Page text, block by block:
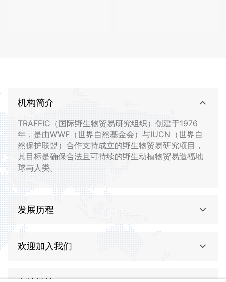
机构简介
TRAFFIC（国际野生物贸易研究组织）创建于1976
年，是由WWF（世界自然基金会）与IUCN（世界自
然保护联盟）合作支持成立的野生物贸易研究项目，
其目标是确保合法且可持续的野生动植物贸易造福地
球与人类。
发展历程
欢迎加入我们